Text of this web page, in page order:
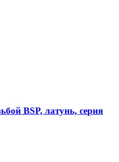
BSP, латунь, серия